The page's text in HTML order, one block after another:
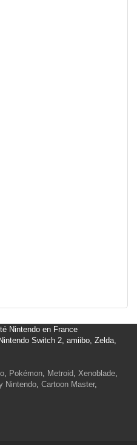
Nintendo en France
Switch 2, amiibo, Zelda,
, Pokémon, Metroid, Xenoblade,
Nintendo, Cartoon Master,